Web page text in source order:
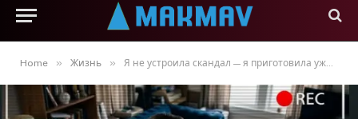
Home » Жизнь » Я не устроила скандал — я приготовила ужин, после которого всё стало на свои места.